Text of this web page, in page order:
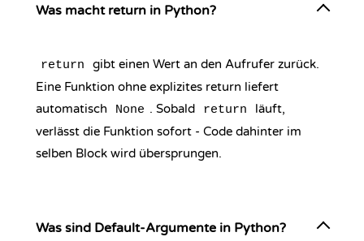
Was macht return in Python?
return
gibt einen Wert an den Aufrufer zurück.
Eine Funktion ohne explizites return liefert
automatisch
None . Sobald return
läuft,
verlässt die Funktion sofort - Code dahinter im
selben Block wird übersprungen.
Was sind Default-Argumente in Python?